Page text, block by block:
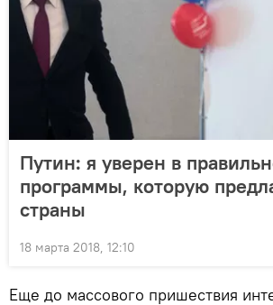
Путин: я уверен в
программы, которую
страны
18 марта 2018, 12:10
Еще до массового пришествия